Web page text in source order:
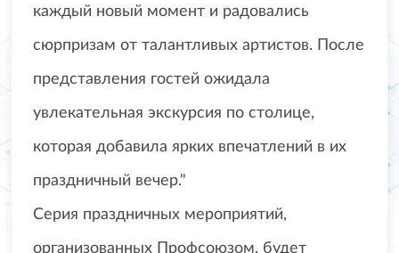
каждый новый момент и радовались
сюрпризам от талантливых артистов. После
представления гостей ожидала
увлекательная экскурсия по столице,
которая добавила ярких впечатлений в их
праздничный вечер."
Серия праздничных мероприятий,
организованных Профсоюзом, будет